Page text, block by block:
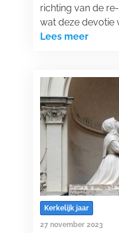
richting van de
wat deze devotie
Lees meer
Kerkelijk jaar
27 november 2023